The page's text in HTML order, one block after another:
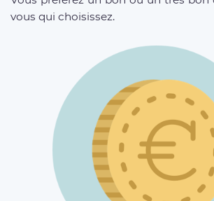
vous qui choisissez.